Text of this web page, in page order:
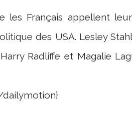
les Français appellent
des USA. Lesley
Radliffe et Magalie
dailymotion}